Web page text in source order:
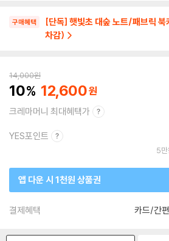
구매혜택
[단독] 햇빛초 대숲 노트/패브릭
차감)
14,000원
10 12,600
크레마머니 최대혜택가
YES포인트
5만
앱 다운 시 1천원 상품권
결제혜택 카드/간